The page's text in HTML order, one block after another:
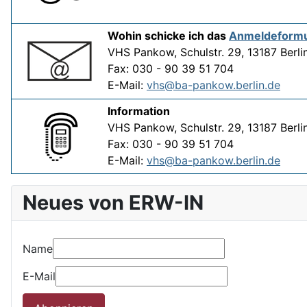
Neues von ERW-IN
Name
E-Mail
Wohin schicke ich das
VHS Pankow, Schulstr. 29, 13187
Fax: 030 - 90 39 51 704
E-Mail: vhs@ba-pankow.berlin.de
Information
VHS Pankow, Schulstr. 29, 13187
Fax: 030 - 90 39 51 704
E-Mail: vhs@ba-pankow.berlin.de